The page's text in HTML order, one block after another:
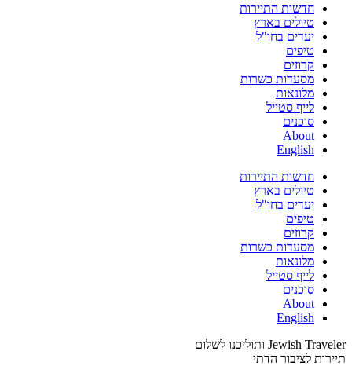
חדשות התיירות
טיולים בארץ
יעדים בחו"ל
טיפים
קרוזים
מסעדות כשרות
מלונאות
לייף סטייל
סוכנים
About
English
חדשות התיירות
טיולים בארץ
יעדים בחו"ל
טיפים
קרוזים
מסעדות כשרות
מלונאות
לייף סטייל
סוכנים
About
English
Jewish Traveler ותוליכנו לשלום
תיירות לציבור הדתי